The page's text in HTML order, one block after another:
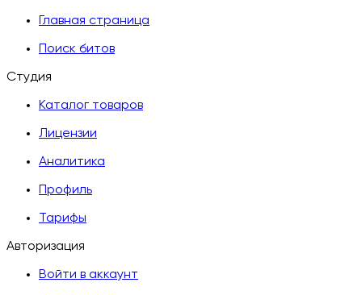
Главная страница
Поиск битов
Студия
Каталог товаров
Лицензии
Аналитика
Профиль
Тарифы
Авторизация
Войти в аккаунт